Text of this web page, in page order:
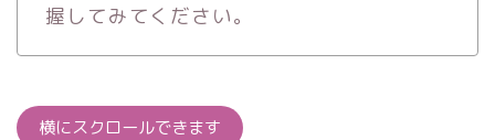
握してみてください。
横にスクロールできます